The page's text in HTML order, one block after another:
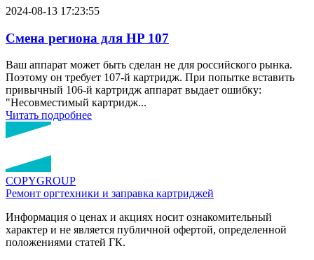
2024-08-13 17:23:55
Смена региона для HP 107
Ваш аппарат может быть сделан не для российского рынка.
Поэтому он требует 107-й картридж. При попытке вставить
привычный 106-й картридж аппарат выдает ошибку:
"Несовместимый картридж...
Читать подробнее
COPYGROUP
Ремонт оргтехники и заправка картриджей
Информация о ценах и акциях носит ознакомительный
характер и не является публичной офертой, определенной
положениями статей ГК.